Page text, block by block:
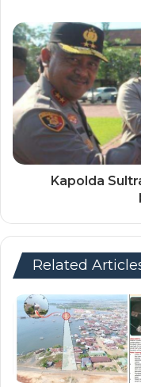
Kapolda
Related